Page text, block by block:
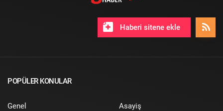
Haberi sitene ekle
POPÜLER KONULAR
Genel
Asayiş